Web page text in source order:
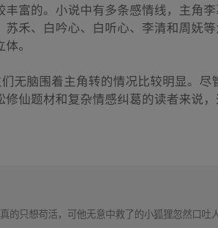
富的。小说中有多条感情线，主角
禾、白吟心、白听心、李清和周妩
。
无脑围着主角转的情况比较明显。
仙题材和复杂情感纠葛的读者来说，
的只想苟活，可他无意中救了的小狐狸忽然口